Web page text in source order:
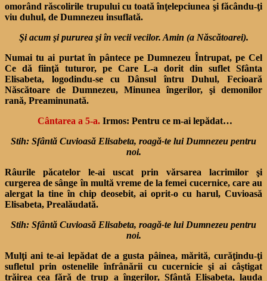
omorând răscolirile trupului cu toată înţelepciunea şi făcându-ţi
viu duhul, de Dumnezeu insuflată.
Şi acum şi pururea şi în vecii vecilor. Amin (a Născătoarei).
Numai tu ai purtat în pântece pe Dumnezeu Întrupat, pe Cel
Ce dă fiinţă tuturor, pe Care L-a dorit din suflet Sfânta
Elisabeta, logodindu-se cu Dânsul întru Duhul, Fecioară
Născătoare de Dumnezeu, Minunea îngerilor, şi demonilor
rană, Preaminunată.
Cântarea a 5-a.Irmos: Pentru ce m-ai lepădat…
Stih: Sfântă Cuvioasă Elisabeta, roagă-te lui Dumnezeu pentru
noi.
Râurile păcatelor le-ai uscat prin vărsarea lacrimilor şi
curgerea de sânge în multă vreme de la femei cucernice, care au
alergat la tine în chip deosebit, ai oprit-o cu harul, Cuvioasă
Elisabeta, Prealăudată.
Stih: Sfântă Cuvioasă Elisabeta, roagă-te lui Dumnezeu pentru
noi.
Mulţi ani te-ai lepădat de a gusta pâinea, mărită, curăţindu-ţi
sufletul prin ostenelile înfrânării cu cucernicie şi ai câştigat
trăirea cea fără de trup a îngerilor, Sfântă Elisabeta, lauda